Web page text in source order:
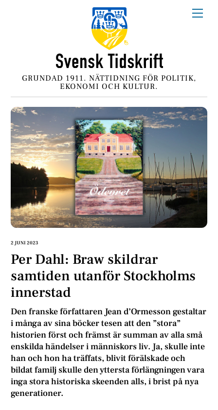
GRUNDAD 1911. NÄTTIDNING FÖR POLITIK,
EKONOMI OCH KULTUR.
2 JUNI 2023
Per Dahl: Braw skildrar
samtiden utanför Stockholms
innerstad
Den franske författaren Jean d’Ormesson gestaltar
i många av sina böcker tesen att den ”stora”
historien först och främst är summan av alla små
enskilda händelser i människors liv. Ja, skulle inte
han och hon ha träffats, blivit förälskade och
bildat familj skulle den yttersta förlängningen vara
inga stora historiska skeenden alls, i brist på nya
generationer.